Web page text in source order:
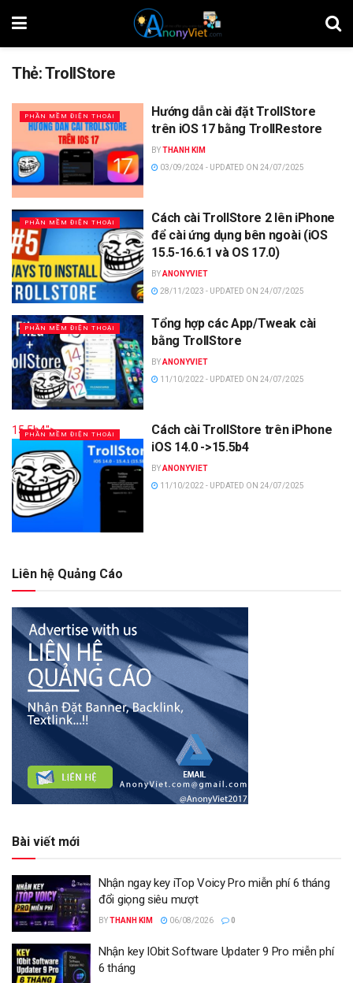
Thẻ:TrollStore
PHẦN MỀM ĐIỆN THOẠI
Hướng dẫn cài đặt TrollStore
trên iOS 17 bằng TrollRestore
BYTHANH KIM
03/09/2024 - UPDATED ON 24/07/2025
PHẦN MỀM ĐIỆN THOẠI
Cách cài TrollStore 2 lên iPhone
để cài ứng dụng bên ngoài (iOS
15.5-16.6.1 và OS 17.0)
BYANONYVIET
28/11/2023 - UPDATED ON 24/07/2025
PHẦN MỀM ĐIỆN THOẠI
Tổng hợp các App/Tweak cài
bằng TrollStore
BYANONYVIET
11/10/2022 - UPDATED ON 24/07/2025
15.5b4">
PHẦN MỀM ĐIỆN THOẠI
Cách cài TrollStore trên iPhone
iOS 14.0 ->15.5b4
BYANONYVIET
11/10/2022 - UPDATED ON 24/07/2025
Liên hệ Quảng Cáo
Bài viết mới
Nhận ngay key iTop Voicy Pro miễn phí 6 tháng
đổi giọng siêu mượt
BYTHANH KIM 06/08/2026 0
Nhận key IObit Software Updater 9 Pro miễn phí
6 tháng